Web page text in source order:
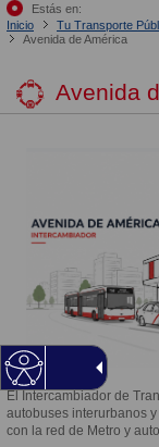
Estás en:
Inicio
Tu Transporte
Avenida de América
Avenida
El Intercambiador de
autobuses interurbanos
con la red de Metro y